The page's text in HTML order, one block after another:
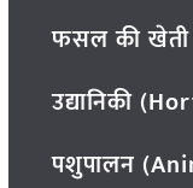
फसल की
उद्यानिकी
पशुपालन